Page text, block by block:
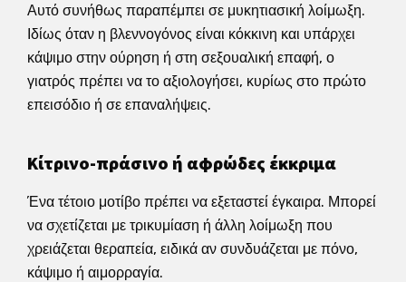
Αυτό συνήθως παραπέμπει σε μυκητιασική λοίμωξη.
Ιδίως όταν η βλεννογόνος είναι κόκκινη και υπάρχει
κάψιμο στην ούρηση ή στη σεξουαλική επαφή, ο
γιατρός πρέπει να το αξιολογήσει, κυρίως στο πρώτο
επεισόδιο ή σε επαναλήψεις.
Κίτρινο-πράσινο ή αφρώδες έκκριμα
Ένα τέτοιο μοτίβο πρέπει να εξεταστεί έγκαιρα. Μπορεί
να σχετίζεται με τρικυμίαση ή άλλη λοίμωξη που
χρειάζεται θεραπεία, ειδικά αν συνδυάζεται με πόνο,
κάψιμο ή αιμορραγία.